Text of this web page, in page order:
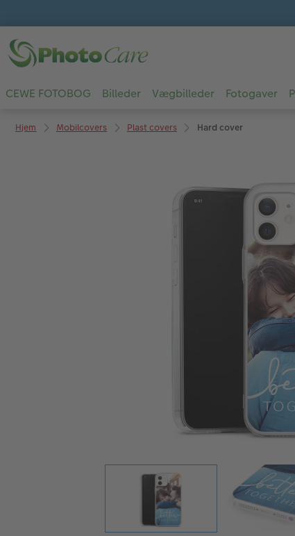
CEWE FOTOBOG Billeder Vægbilleder Fotogaver
Hjem Mobilcovers Plast covers Hard cover